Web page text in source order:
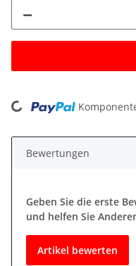
Loading...
Bewertungen
Geben Sie die erste
und helfen Sie
Artikel bewerten